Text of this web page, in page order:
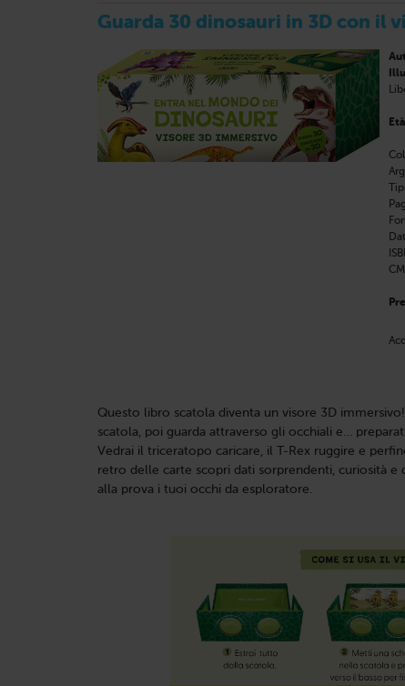
Guarda 30 dinosauri in 3D con il
Questo libro scatola diventa un visore 3D
scatola, poi guarda attraverso gli occhiali e…
Vedrai il triceratopo caricare, il T-Rex ruggire e
retro delle carte scopri dati sorprendenti, curiosità
alla prova i tuoi occhi da esploratore.